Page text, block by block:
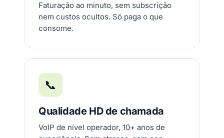
Faturação ao minuto, sem subscrição
nem custos ocultos. Só paga o que
consome.
📞
Qualidade HD de chamada
VoIP de nível operador, 10+ anos de